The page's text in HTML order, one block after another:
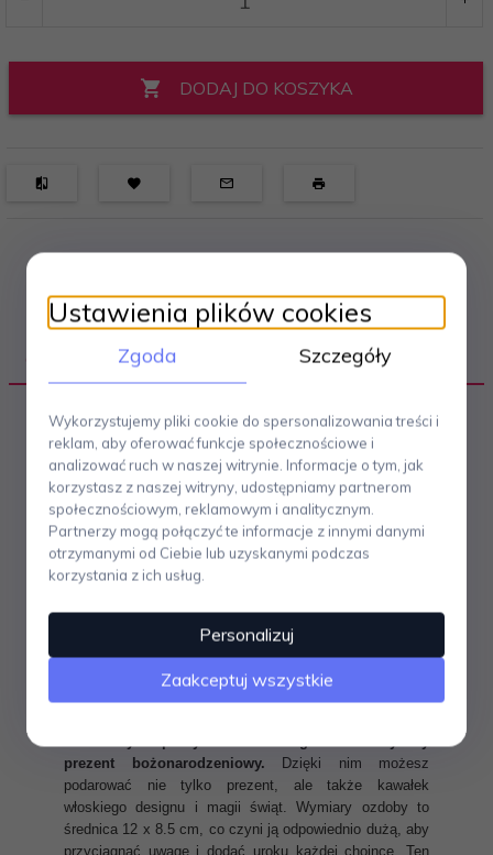
DODAJ DO KOSZYKA
OPIS PRODUKTU
Kolekcja ozdób świątecznych A di Alessi to
doskonała propozycja dla miłośników włoskiej marki
i niezwykłego designu. Każda z tych wyjątkowych
ozdób jest wykonana z dbałością o każdy detal, a
dmuchane szkło oraz ręczna dekoracja sprawiają, że są
one wyjątkowym urozmaiceniem świątecznej atmosfery.
Bąbka, który znajdziesz w tej kolekcji, to oryginalna
alternatywa dla tradycyjnych ozdób choinkowych.
Jego delikatna, ręcznie dekorowana powierzchnia
zachwyca swoją finezją i dbałością o szczegóły. To nie
tylko dekoracja, to prawdziwe dzieło sztuki.
prezent bożonarodzeniowy.
Dzięki nim możesz
podarować nie tylko prezent, ale także kawałek
włoskiego designu i magii świąt. Wymiary ozdoby to
średnica 12 x 8.5 cm, co czyni ją odpowiednio dużą, aby
przyciągnąć uwagę i dodać uroku każdej choince. Ten
Ustawienia plików cookies
Zgoda Szczegóły
Wykorzystujemy pliki cookie do spersonalizowania treści i
reklam, aby oferować funkcje społecznościowe i
analizować ruch w naszej witrynie. Informacje o tym, jak
korzystasz z naszej witryny, udostępniamy partnerom
społecznościowym, reklamowym i analitycznym.
Partnerzy mogą połączyć te informacje z innymi danymi
otrzymanymi od Ciebie lub uzyskanymi podczas
korzystania z ich usług.
Personalizuj
Zaakceptuj wszystkie